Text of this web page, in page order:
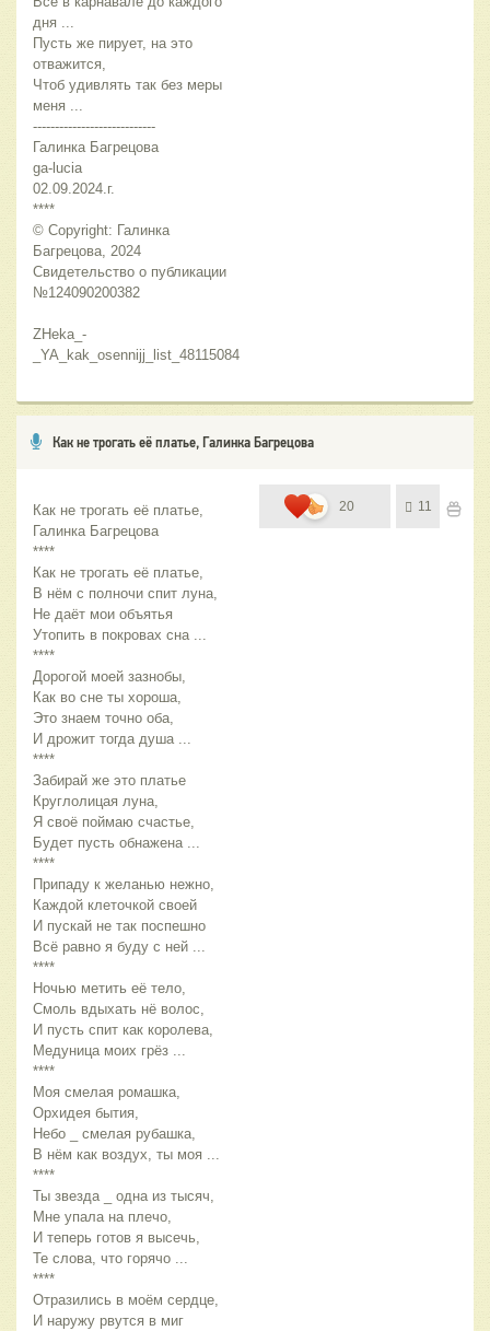
дня ...
Пусть же пирует, на это
отважится,
Чтоб удивлять так без меры
меня ...
----------------------------
Галинка Багрецова
ga-lucia
02.09.2024.г.
****
© Copyright: Галинка
Багрецова, 2024
Свидетельство о публикации
№124090200382
ZHeka_-
_YA_kak_osennijj_list_48115084
Как не трогать её платье, Галинка Багрецова
Как не трогать её платье,
Галинка Багрецова
****
Как не трогать её платье,
В нём с полночи спит луна,
Не даёт мои объятья
Утопить в покровах сна ...
****
Дорогой моей зазнобы,
Как во сне ты хороша,
Это знаем точно оба,
И дрожит тогда душа ...
****
Забирай же это платье
Круглолицая луна,
Я своё поймаю счастье,
Будет пусть обнажена ...
****
Припаду к желанью нежно,
Каждой клеточкой своей
И пускай не так поспешно
Всё равно я буду с ней ...
****
Ночью метить её тело,
Смоль вдыхать нё волос,
И пусть спит как королева,
Медуница моих грёз ...
****
Моя смелая ромашка,
Орхидея бытия,
Небо _ смелая рубашка,
В нём как воздух, ты моя ...
****
Ты звезда _ одна из тысяч,
Мне упала на плечо,
И теперь готов я высечь,
Те слова, что горячо ...
****
Отразились в моём сердце,
И наружу рвутся в миг
20 11